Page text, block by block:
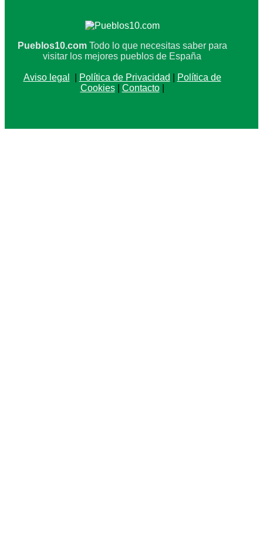
Pueblos10.comTodo lo que necesitas saber para
visitar los mejores pueblos de España
Aviso legal Política de Privacidad
Política de
Cookies| Contacto|